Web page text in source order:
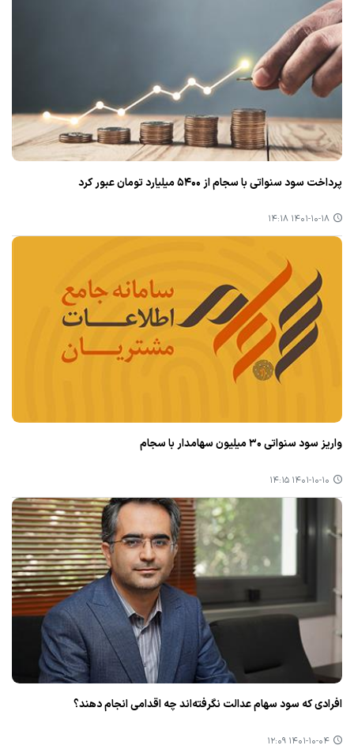
پرداخت سود سنواتی با سجام از ۵۴۰۰ میلیارد تومان عبور كرد
۱۴۰۱-۱۰-۱۸ ۱۴:۱۸
واریز سود سنواتی ۳۰ میلیون سهامدار با سجام
۱۴۰۱-۱۰-۱۰ ۱۴:۱۵
افرادی كه سود سهام عدالت نگرفته‌اند چه اقدامی انجام دهند؟
۱۴۰۱-۱۰-۰۴ ۱۲:۰۹